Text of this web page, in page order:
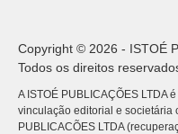
Copyright © 2026 - ISTOÉ
Todos os direitos
A ISTOÉ PUBLICAÇÕES LTDA
vinculação editorial e societária
PUBLICACÕES LTDA